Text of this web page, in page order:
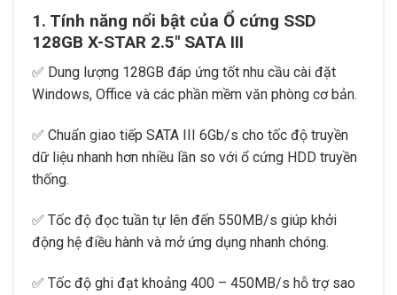
1. Tính năng nổi bật của Ổ cứng SSD
128GB X-STAR 2.5″ SATA III
✅ Dung lượng 128GB đáp ứng tốt nhu cầu cài đặt
Windows, Office và các phần mềm văn phòng cơ bản.
✅ Chuẩn giao tiếp SATA III 6Gb/s cho tốc độ truyền
dữ liệu nhanh hơn nhiều lần so với ổ cứng HDD truyền
thống.
✅ Tốc độ đọc tuần tự lên đến 550MB/s giúp khởi
động hệ điều hành và mở ứng dụng nhanh chóng.
✅ Tốc độ ghi đạt khoảng 400 – 450MB/s hỗ trợ sao